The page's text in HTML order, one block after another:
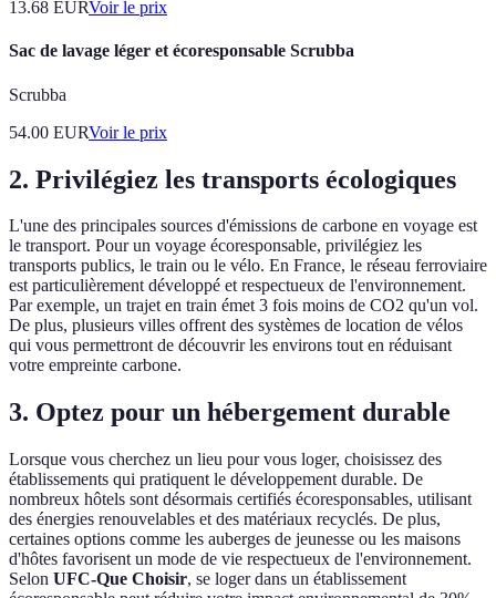
13.68 EURVoir le prix
Sac de lavage léger et écoresponsable Scrubba
Scrubba
54.00 EURVoir le prix
2. Privilégiez les transports écologiques
L'une des principales sources d'émissions de carbone en voyage est
le transport. Pour un voyage écoresponsable, privilégiez les
transports publics, le train ou le vélo. En France, le réseau ferroviaire
est particulièrement développé et respectueux de l'environnement.
Par exemple, un trajet en train émet 3 fois moins de CO2 qu'un vol.
De plus, plusieurs villes offrent des systèmes de location de vélos
qui vous permettront de découvrir les environs tout en réduisant
votre empreinte carbone.
3. Optez pour un hébergement durable
Lorsque vous cherchez un lieu pour vous loger, choisissez des
établissements qui pratiquent le développement durable. De
nombreux hôtels sont désormais certifiés écoresponsables, utilisant
des énergies renouvelables et des matériaux recyclés. De plus,
certaines options comme les auberges de jeunesse ou les maisons
d'hôtes favorisent un mode de vie respectueux de l'environnement.
Selon UFC-Que Choisir, se loger dans un établissement